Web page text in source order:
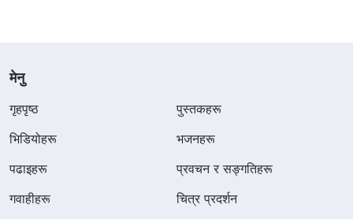
मेनु
गृहपृष्ठ
पुस्तकहरू
भिडियोहरू
भजनहरू
पढाइहरू
प्रवचन र सङ्गतिहरू
गवाहीहरू
चित्र प्रदर्शन